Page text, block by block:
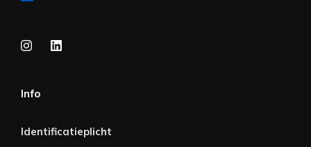
Info
Identificatieplicht